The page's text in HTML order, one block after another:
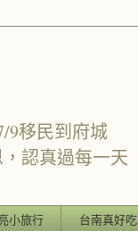
9移民到府城
認真過每一天
小旅行 台南真好吃